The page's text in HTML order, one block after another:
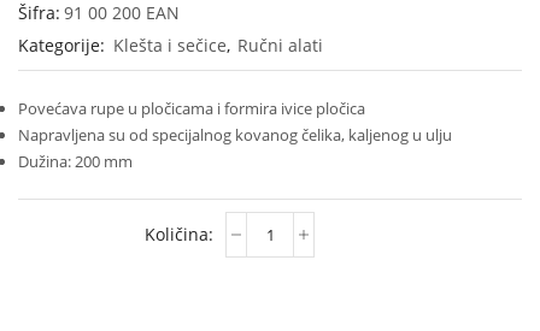
Šifra: 91 00 200 EAN
Kategorije: Klešta i sečice, Ručni alati
Povećava rupe u pločicama i formira ivice pločica
Napravljena su od specijalnog kovanog čelika, kaljenog u ulju
Dužina: 200 mm